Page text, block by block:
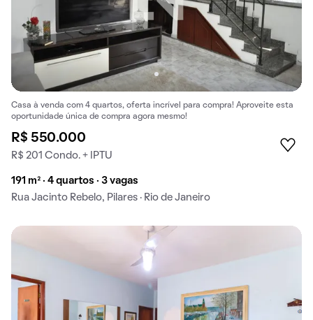
Casa à venda com 4 quartos, oferta incrível para compra! Aproveite esta
oportunidade única de compra agora mesmo!
R$ 550.000
R$ 201 Condo. + IPTU
191 m² · 4 quartos · 3 vagas
Rua Jacinto Rebelo, Pilares · Rio de Janeiro